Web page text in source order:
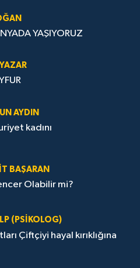
YAŞIYORUZ
AYDIN
kadını
BAŞARAN
Olabilir mi?
(PSIKOLOG)
Çiftçiyi hayal kırıklığına